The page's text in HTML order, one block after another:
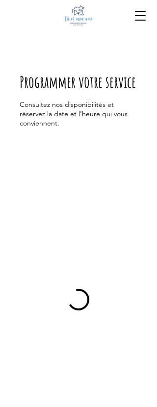
Programmer votre service
Consultez nos disponibilités et
réservez la date et l'heure qui vous
conviennent.